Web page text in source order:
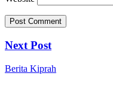
Next Post
Berita Kiprah